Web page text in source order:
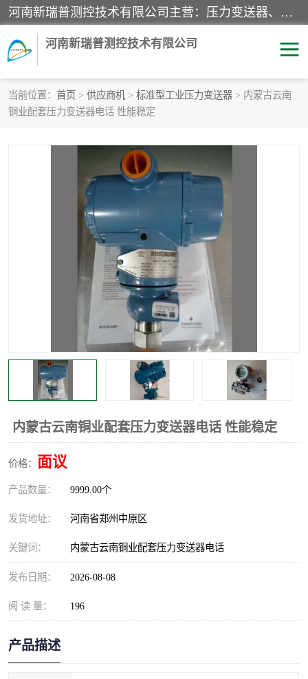
河南新瑞普测控技术有限公司主营：压力变送器、液位变送器、差压变送器、雷达料位计、电容物位计、温度显示控制仪表、电量变送器、流量计、工业自动化系统成套设备。
河南新瑞普测控技术有限公司
当前位置： 首页 > 供应商机 > 标准型工业压力变送器 > 内蒙古云南
铜业配套压力变送器电话 性能稳定
内蒙古云南铜业配套压力变送器电话 性能稳定
价格： 面议
产品数量： 9999.00个
发货地址： 河南省郑州中原区
关键词： 内蒙古云南铜业配套压力变送器电话
发布日期： 2026-08-08
阅 读 量： 196
产品描述
霍尼韦尔压力变送器
雷达料位计
标准型工业压力变送器 罐旁显示仪
温度传感器变送器
电容物位计
温度显示控制仪表 电量变送器
流量计 工业自动化系统成套设备